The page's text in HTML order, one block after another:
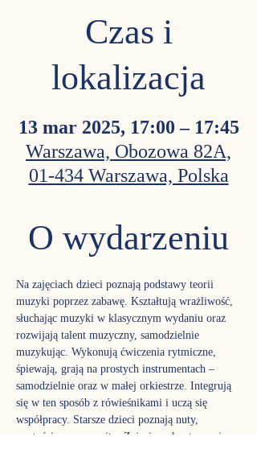
Czas i
lokalizacja
13 mar 2025, 17:00 – 17:45
Warszawa, Obozowa 82A,
01-434 Warszawa, Polska
O wydarzeniu
Na zajęciach dzieci poznają podstawy teorii
muzyki poprzez zabawę. Kształtują wrażliwość,
słuchając muzyki w klasycznym wydaniu oraz
rozwijają talent muzyczny, samodzielnie
muzykując. Wykonują ćwiczenia rytmiczne,
śpiewają, grają na prostych instrumentach –
samodzielnie oraz w małej orkiestrze. Integrują
się w ten sposób z rówieśnikami i uczą się
współpracy. Starsze dzieci poznają nuty,
wartości muzyczne itp. Zajęcia są kontynuacją